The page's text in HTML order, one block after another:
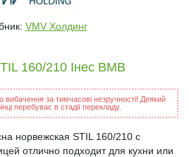
VMV Холдинг
160/210 Інес ВМВ
вибачення за тимчасові незручності! Деякий
перебуває в стадії перекладу.
норвежская STIL 160/210 с
отлично подходит для кухни или